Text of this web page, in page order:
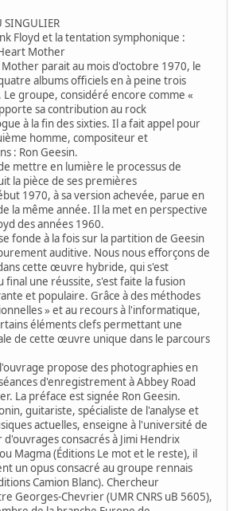
Floyd et la tentation symphonique :
Mother
parait au mois d'octobre 1970, le
albums officiels en à peine trois
Le groupe, considéré encore comme «
sa contribution au rock
à la fin des sixties. Il a fait appel pour
homme, compositeur et
: Ron Geesin.
mettre en lumière le processus de
la pièce de ses premières
1970, à sa version achevée, parue en
la même année. Il la met en perspective
des années 1960.
fonde à la fois sur la partition de Geesin
auditive. Nous nous efforçons de
cette œuvre hybride, qui s'est
final une réussite, s'est faite la fusion
et populaire. Grâce à des méthodes
» et au recours à l'informatique,
éléments clefs permettant une
de cette œuvre unique dans le parcours
propose des photographies en
d'enregistrement à Abbey Road
La préface est signée Ron Geesin.
guitariste, spécialiste de l'analyse et
actuelles, enseigne à l'université de
consacrés à Jimi Hendrix
Magma (Éditions Le mot et le reste), il
un opus consacré au groupe rennais
Camion Blanc). Chercheur
Georges-Chevrier (UMR CNRS uB 5605),